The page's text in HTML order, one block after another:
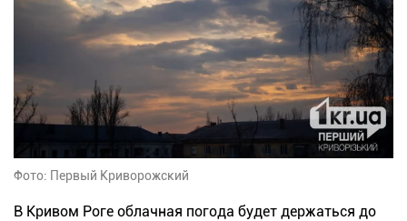
Фото: Первый Криворожский
В Кривом Роге облачная погода будет держаться до